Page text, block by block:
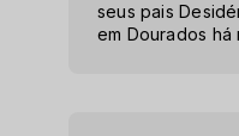
seus pais
em Dourados há